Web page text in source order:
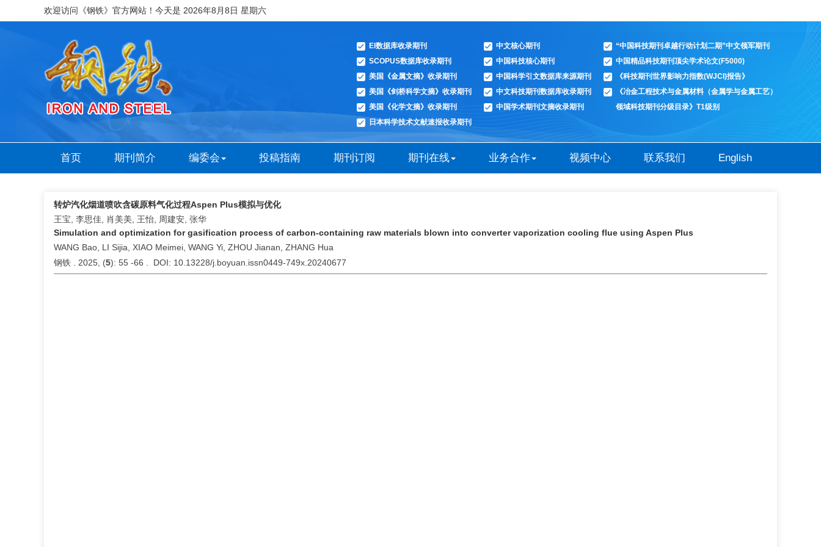
欢迎访问《钢铁》官方网站！今天是 2026年8月8日 星期六
“中国科技期刊卓越行动计划二期”中文领军期刊
中国精品科技期刊顶尖学术论文(F5000)
《科技期刊世界影响力指数(WJCI)报告》
《冶金工程技术与金属材料（金属学与金属工艺）
领域科技期刊分级目录》T1级别
中文核心期刊
中国科技核心期刊
中国科学引文数据库来源期刊
中文科技期刊数据库收录期刊
中国学术期刊文摘收录期刊
EI数据库收录期刊
SCOPUS数据库收录期刊
美国《金属文摘》收录期刊
美国《剑桥科学文摘》收录期刊
美国《化学文摘》收录期刊
日本科学技术文献速报收录期刊
首页 期刊简介 编委会 投稿指南 期刊订阅 期刊在线 业务合作 视频中心 联系我们 English
转炉汽化烟道喷吹含碳原料气化过程Aspen Plus模拟与优化
王宝, 李思佳, 肖美美, 王怡, 周建安, 张华
Simulation and optimization for gasification process of carbon-containing raw materials blown into converter vaporization cooling flue using Aspen Plus
WANG Bao, LI Sijia, XIAO Meimei, WANG Yi, ZHOU Jianan, ZHANG Hua
钢铁 . 2025, (5): 55 -66 . DOI: 10.13228/j.boyuan.issn0449-749x.20240677